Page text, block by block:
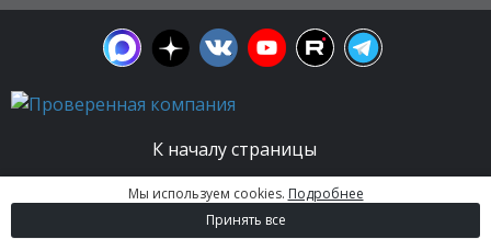
К началу страницы
© 2003 - 2026. Апельсин group | Группа
строительных компаний Все права защищены.
Мы используем cookies. Подробнее
Принять все